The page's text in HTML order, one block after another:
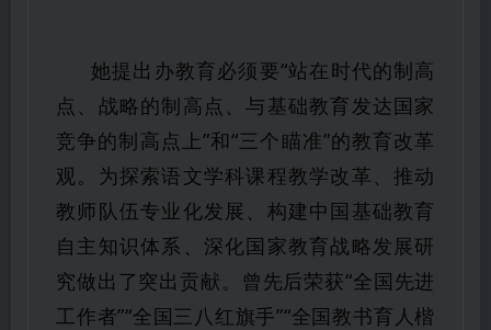
她提出办教育必须要“站在时代的制高
点、战略的制高点、与基础教育发达国家
竞争的制高点上”和“三个瞄准”的教育改革
观。为探索语文学科课程教学改革、推动
教师队伍专业化发展、构建中国基础教育
自主知识体系、深化国家教育战略发展研
究做出了突出贡献。曾先后荣获“全国先进
工作者”“全国三八红旗手”“全国教书育人楷